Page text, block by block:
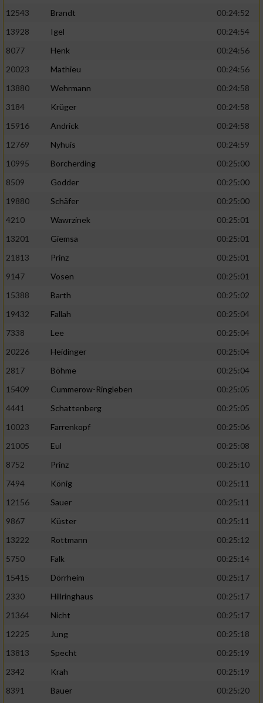
12543
Brandt
00:24:52
13928
Igel
00:24:54
8077
Henk
00:24:56
20023
Mathieu
00:24:56
13880
Wehrmann
00:24:58
3184
Krüger
00:24:58
15916
Andrick
00:24:58
12769
Nyhuis
00:24:59
10995
Borcherding
00:25:00
8509
Godder
00:25:00
19880
Schäfer
00:25:00
4210
Wawrzinek
00:25:01
13201
Giemsa
00:25:01
21813
Prinz
00:25:01
9147
Vosen
00:25:01
15388
Barth
00:25:02
19432
Fallah
00:25:04
7338
Lee
00:25:04
20226
Heidinger
00:25:04
2817
Böhme
00:25:04
15409
Cummerow-Ringleben
00:25:05
4441
Schattenberg
00:25:05
10023
Farrenkopf
00:25:06
21005
Eul
00:25:08
8752
Prinz
00:25:10
7494
König
00:25:11
12156
Sauer
00:25:11
9867
Küster
00:25:11
13222
Rottmann
00:25:12
5750
Falk
00:25:14
15415
Dörrheim
00:25:17
2330
Hillringhaus
00:25:17
21364
Nicht
00:25:17
12225
Jung
00:25:18
13813
Specht
00:25:19
2342
Krah
00:25:19
8391
Bauer
00:25:20